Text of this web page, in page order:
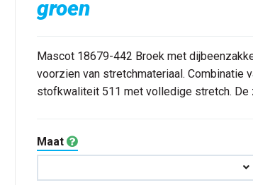
groen
Mascot 18679-442 Broek met
voorzien van stretchmateriaal.
stofkwaliteit 511 met volledige stretch. De
Maat